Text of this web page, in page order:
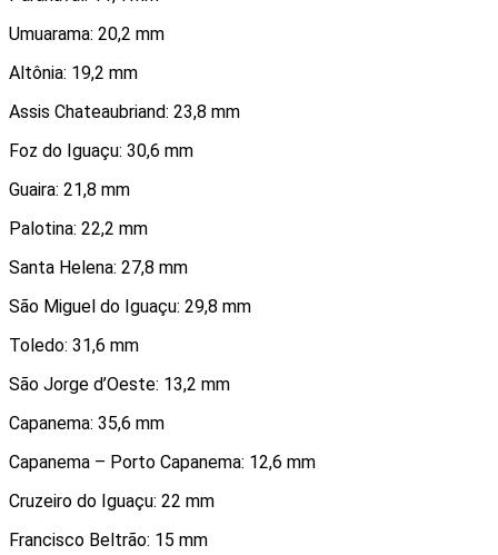
Umuarama: 20,2 mm
Altônia: 19,2 mm
Assis Chateaubriand: 23,8 mm
Foz do Iguaçu: 30,6 mm
Guaira: 21,8 mm
Palotina: 22,2 mm
Santa Helena: 27,8 mm
São Miguel do Iguaçu: 29,8 mm
Toledo: 31,6 mm
São Jorge d’Oeste: 13,2 mm
Capanema: 35,6 mm
Capanema – Porto Capanema: 12,6 mm
Cruzeiro do Iguaçu: 22 mm
Francisco Beltrão: 15 mm